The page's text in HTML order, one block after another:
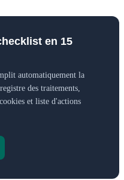
en 15
automatiquement la
des traitements,
et liste d'actions